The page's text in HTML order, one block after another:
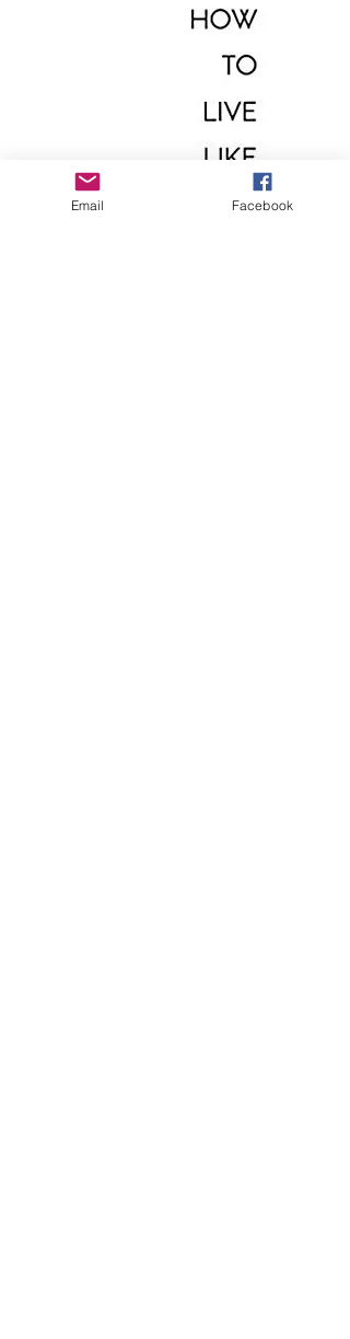
Email Facebook